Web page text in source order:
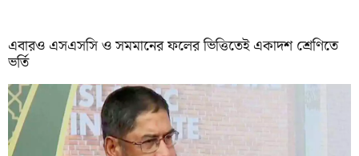
‎এবারও এসএসসি ও সমমানের ফলের ভিত্তিতেই একাদশ শ্রেণিতে
ভর্তি